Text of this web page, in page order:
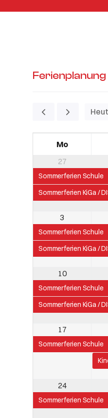
Ferienplanung
Mo
27
Sommerferien Schule
Sommerferien KiGa /
3
Sommerferien Schule
Sommerferien KiGa /
10
Sommerferien Schule
Sommerferien KiGa /
17
Sommerferien Schule
24
Sommerferien Schule